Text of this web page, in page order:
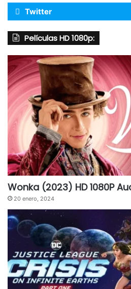
Twitter
Películas HD 1080p:
Wonka (2023) HD 1080P
20 enero, 2024